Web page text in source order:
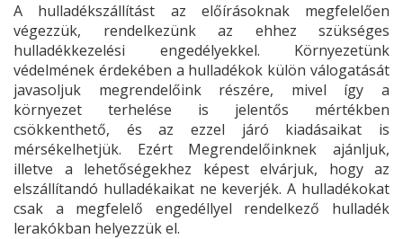
A hulladékszállítást az előírásoknak megfelelően
végezzük, rendelkezünk az ehhez szükséges
hulladékkezelési engedélyekkel. Környezetünk
védelmének érdekében a hulladékok külön válogatását
javasoljuk megrendelőink részére, mivel így a
környezet terhelése is jelentős mértékben
csökkenthető, és az ezzel járó kiadásaikat is
mérsékelhetjük. Ezért Megrendelőinknek ajánljuk,
illetve a lehetőségekhez képest elvárjuk, hogy az
elszállítandó hulladékaikat ne keverjék. A hulladékokat
csak a megfelelő engedéllyel rendelkező hulladék
lerakókban helyezzük el.